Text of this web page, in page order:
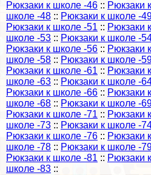
Рюкзаки к школе -46 :: Рюкзаки
школе -48 :: Рюкзаки к школе -
Рюкзаки к школе -51 :: Рюкзаки
школе -53 :: Рюкзаки к школе -
Рюкзаки к школе -56 :: Рюкзаки
школе -58 :: Рюкзаки к школе -
Рюкзаки к школе -61 :: Рюкзаки
школе -63 :: Рюкзаки к школе -
Рюкзаки к школе -66 :: Рюкзаки
школе -68 :: Рюкзаки к школе -
Рюкзаки к школе -71 :: Рюкзаки
школе -73 :: Рюкзаки к школе -
Рюкзаки к школе -76 :: Рюкзаки
школе -78 :: Рюкзаки к школе -
Рюкзаки к школе -81 :: Рюкзаки
школе -83 ::